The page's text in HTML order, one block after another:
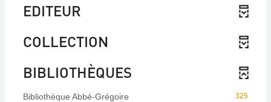
EDITEUR
COLLECTION
BIBLIOTHÈQUES
325
Bibliothèque Abbé-Grégoire